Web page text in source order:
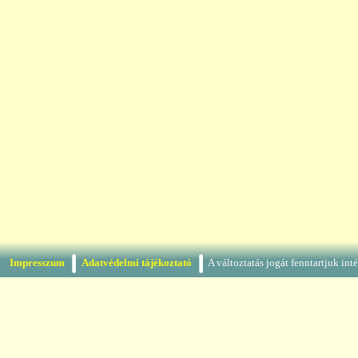
Impresszum Adatvédelmi tájékoztató A változtatás jogát fenntartjuk